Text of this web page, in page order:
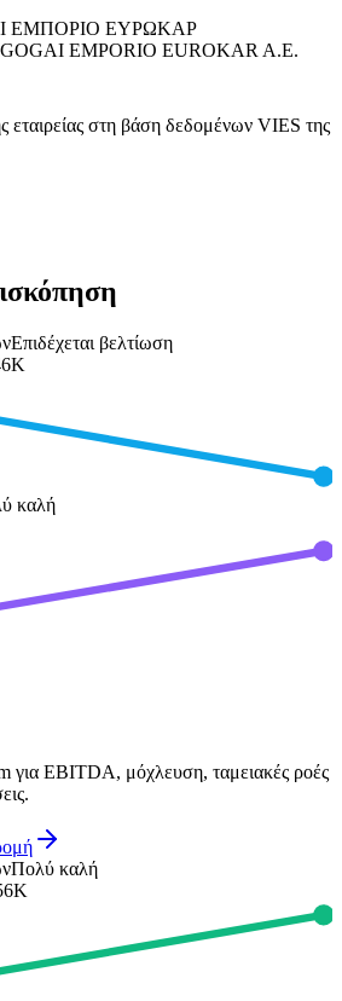
ΕΜΠΟΡΙΟ ΕΥΡΩΚΑΡ
EMPORIO EUROKAR A.E.
στη βάση δεδομένων VIES της
Επιδέχεται βελτίωση
καλή
για EBITDA, μόχλευση, ταμειακές ροές
Πολύ καλή